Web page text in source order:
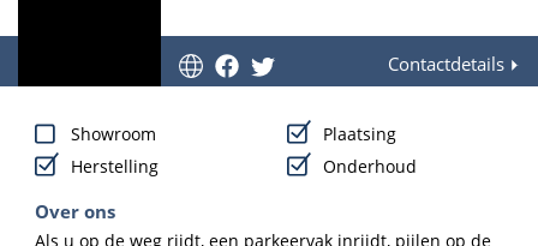
Contactdetails
Showroom
Plaatsing
Herstelling
Onderhoud
Over ons
Als u op de weg rijdt, een parkeervak inrijdt, pijlen op de